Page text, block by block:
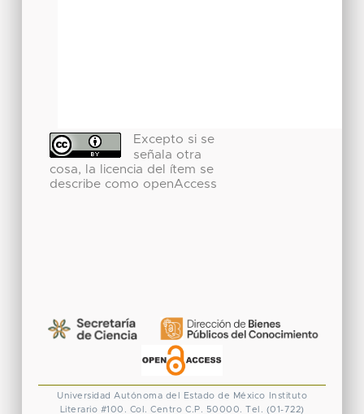
Excepto si se
señala otra
cosa, la licencia del ítem se
describe como openAccess
Universidad Autónoma del Estado de México
Instituto
Literario #100. Col. Centro C.P. 50000. Tel. (01-722)